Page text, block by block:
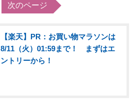
次のページ
【楽天】PR：お買い物マラソンは
8/11（火）01:59まで！ まずはエ
ントリーから！